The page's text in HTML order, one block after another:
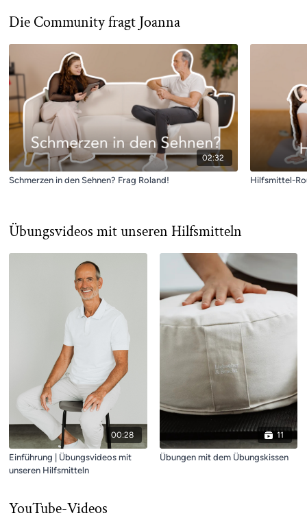
Die Community fragt Joanna
02:32
Schmerzen in den Sehnen? Frag Roland! Hilfsmittel-
Übungsvideos mit unseren Hilfsmitteln
00:28
Einführung | Übungsvideos mit
unseren Hilfsmitteln
11
Übungen mit dem Übungskissen
YouTube-Videos